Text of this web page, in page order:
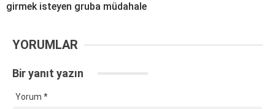
girmek isteyen gruba müdahale
YORUMLAR
Bir yanıt yazın
Yorum *